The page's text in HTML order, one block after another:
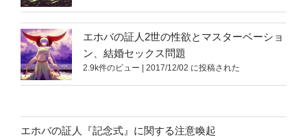
エホバの証人2世の性欲とマスターベーショ
ン、結婚セックス問題
2.9k件のビュー | 2017/12/02 に投稿された
エホバの証人『記念式』に関する注意喚起